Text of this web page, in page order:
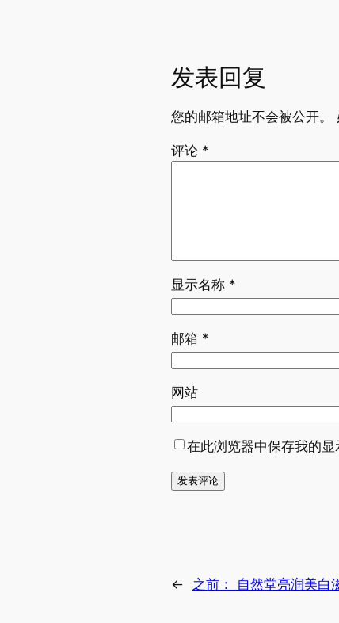
发表回复
您的邮箱地址不会被公开。
评论 *
显示名称 *
邮箱 *
网站
在此浏览器中保存我的显
← 之前： 自然堂亮润美白